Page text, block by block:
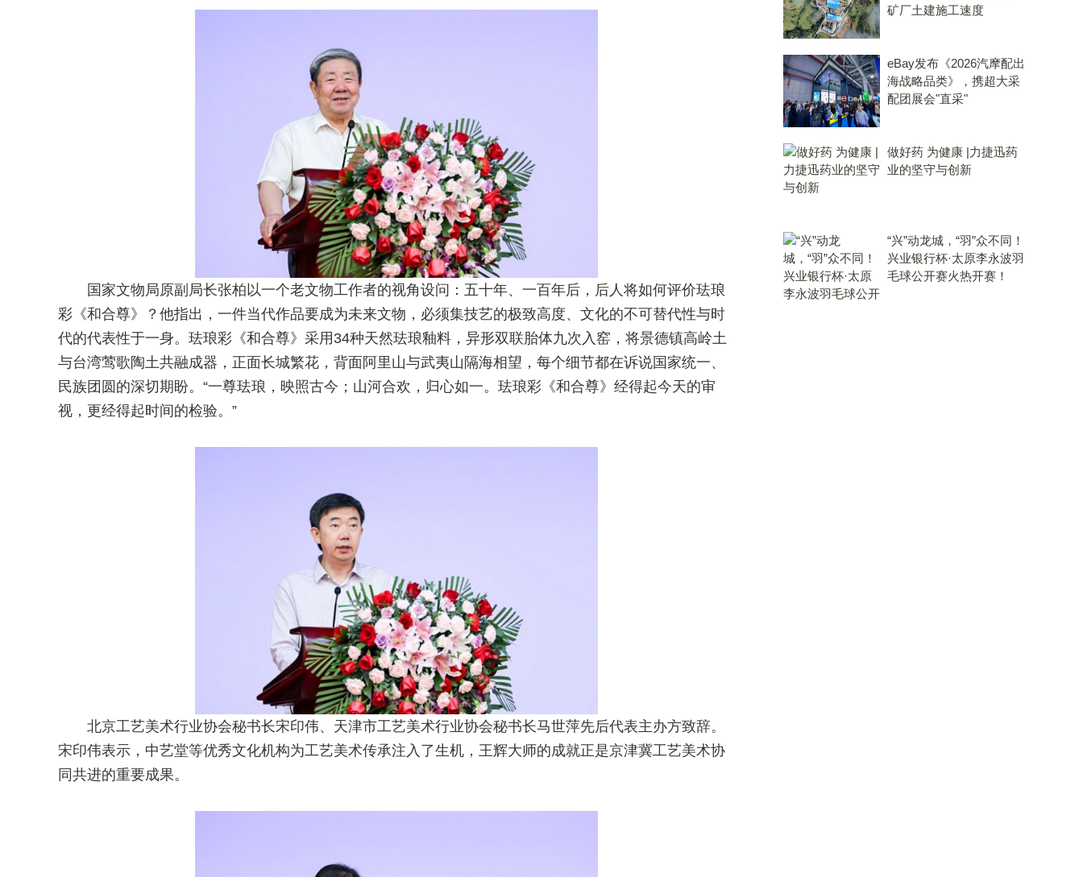
国家文物局原副局长张柏以一个老文物工作者的视角设问：五十年、一百年后，后人将如何评价珐琅
彩《和合尊》？他指出，一件当代作品要成为未来文物，必须集技艺的极致高度、文化的不可替代性与时
代的代表性于一身。珐琅彩《和合尊》采用34种天然珐琅釉料，异形双联胎体九次入窑，将景德镇高岭土
与台湾莺歌陶土共融成器，正面长城繁花，背面阿里山与武夷山隔海相望，每个细节都在诉说国家统一、
民族团圆的深切期盼。“一尊珐琅，映照古今；山河合欢，归心如一。珐琅彩《和合尊》经得起今天的审
视，更经得起时间的检验。”
北京工艺美术行业协会秘书长宋印伟、天津市工艺美术行业协会秘书长马世萍先后代表主办方致辞。
宋印伟表示，中艺堂等优秀文化机构为工艺美术传承注入了生机，王辉大师的成就正是京津冀工艺美术协
同共进的重要成果。
矿厂土建施工速度
eBay发布《2026汽摩配出
海战略品类》，携超大采
配团展会"直采"
做好药 为健康 |力捷迅药
业的坚守与创新
“兴”动龙城，“羽”众不同！
兴业银行杯·太原李永波羽
毛球公开赛火热开赛！